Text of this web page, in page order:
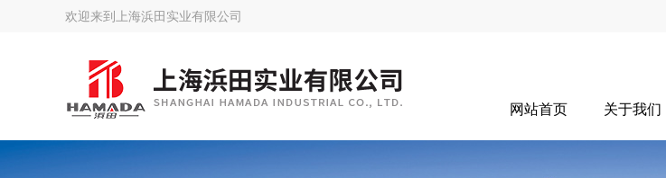
欢迎来到 上海浜田实业有限公司
网站首页 关于我们